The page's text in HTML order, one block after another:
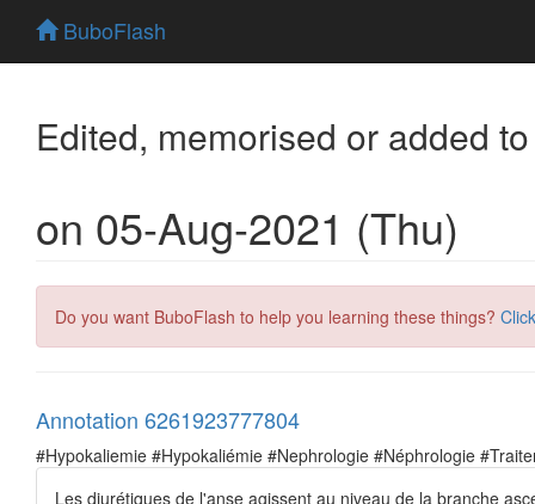
BuboFlash
Edited, memorised or added
on 05-Aug-2021 (Thu)
Do you want BuboFlash to help you learning these things?
Annotation 6261923777804
#Hypokaliemie #Hypokaliémie #Nephrologie #Néphrologie
Les diurétiques de l'anse agissent au niveau de la branche